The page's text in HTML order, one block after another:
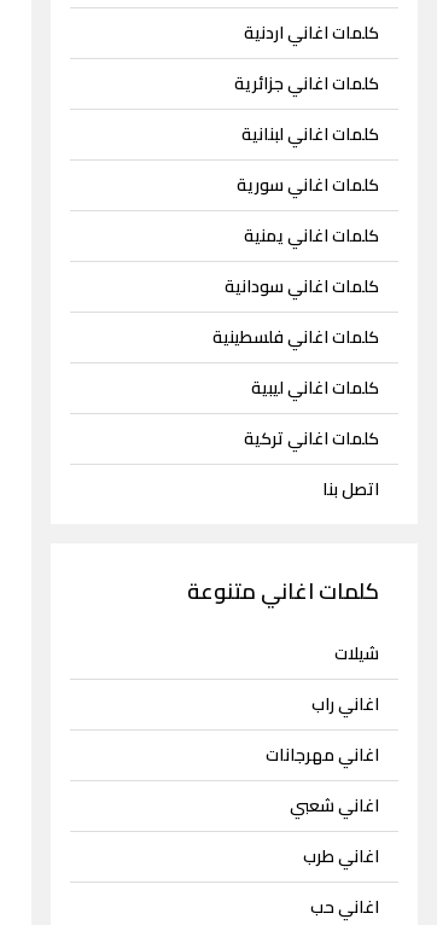
كلمات اغاني اردنية
كلمات اغاني جزائرية
كلمات اغاني لبنانية
كلمات اغاني سورية
كلمات اغاني يمنية
كلمات اغاني سودانية
كلمات اغاني فلسطينية
كلمات اغاني ليبية
كلمات اغاني تركية
اتصل بنا
كلمات اغاني متنوعة
شيلات
اغاني راب
اغاني مهرجانات
اغاني شعبي
اغاني طرب
اغاني حب